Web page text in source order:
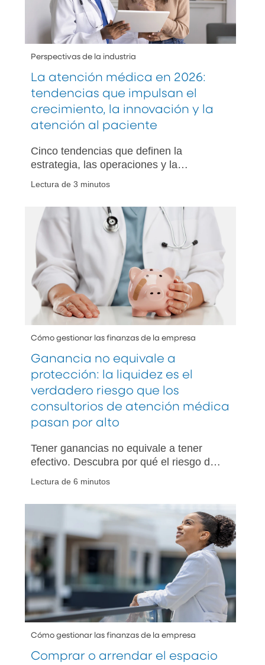
Perspectivas de la industria
La atención médica en 2026:
tendencias que impulsan el
crecimiento, la innovación y la
atención al paciente
Cinco tendencias que definen la
estrategia, las operaciones y la
Lectura de 3 minutos
Cómo gestionar las finanzas de la empresa
Ganancia no equivale a
protección: la liquidez es el
verdadero riesgo que los
consultorios de atención médica
pasan por alto
Tener ganancias no equivale a tener
efectivo. Descubra por qué el riesgo de
rentables y qué hacer al respecto.
Lectura de 6 minutos
Cómo gestionar las finanzas de la empresa
Comprar o arrendar el espacio